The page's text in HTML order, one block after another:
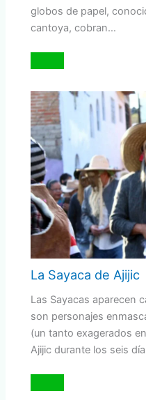
globos de papel,
cantoya, cobran…
La Sayaca de Ajijic
Las Sayacas aparecen
son personajes
(un tanto exagerados
Ajijic durante los seis